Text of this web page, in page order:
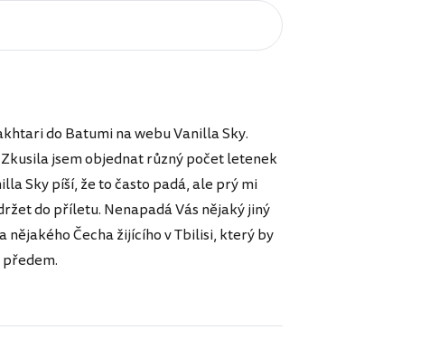
do Batumi na webu Vanilla Sky.
jsem objednat různý počet letenek
Sky píší, že to často padá, ale prý mi
do příletu. Nenapadá Vás nějaký jiný
Čecha žijícího v Tbilisi, který by